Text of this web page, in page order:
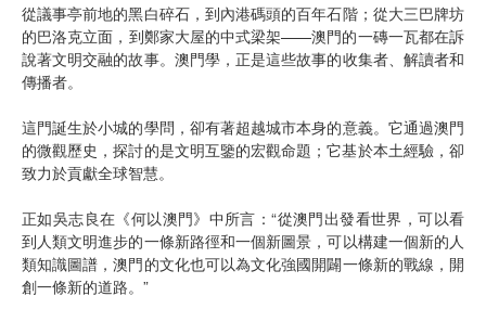
從議事亭前地的黑白碎石，到內港碼頭的百年石階；從大三巴牌坊
的巴洛克立面，到鄭家大屋的中式梁架——澳門的一磚一瓦都在訴
說著文明交融的故事。澳門學，正是這些故事的收集者、解讀者和
傳播者。
這門誕生於小城的學問，卻有著超越城市本身的意義。它通過澳門
的微觀歷史，探討的是文明互鑒的宏觀命題；它基於本土經驗，卻
致力於貢獻全球智慧。
正如吳志良在《何以澳門》中所言：“從澳門出發看世界，可以看
到人類文明進步的一條新路徑和一個新圖景，可以構建一個新的人
類知識圖譜，澳門的文化也可以為文化強國開闢一條新的戰線，開
創一條新的道路。”